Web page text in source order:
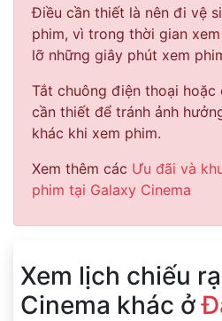
Điều cần thiết là nên đi vệ
phim, vì trong thời gian
lỡ những giây phút xem
Tắt chuông điện thoại
cần thiết để tránh ảnh
khác khi xem phim.
Xem thêm các Ưu đãi và
phim tại Galaxy Cinema
Xem lịch chiếu
Cinema khác ở